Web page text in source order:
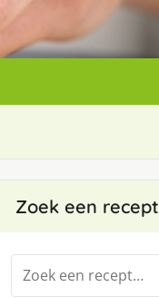
Zoek een recept
Zoeken
naar: